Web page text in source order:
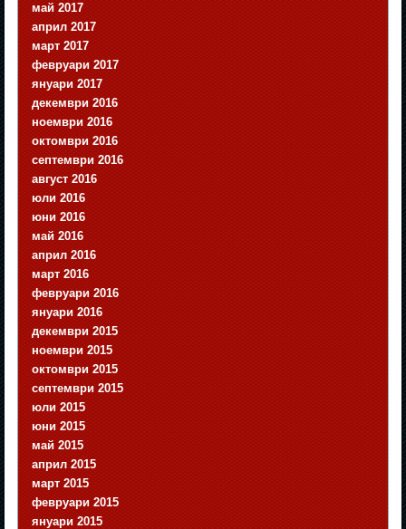
май 2017
април 2017
март 2017
февруари 2017
януари 2017
декември 2016
ноември 2016
октомври 2016
септември 2016
август 2016
юли 2016
юни 2016
май 2016
април 2016
март 2016
февруари 2016
януари 2016
декември 2015
ноември 2015
октомври 2015
септември 2015
юли 2015
юни 2015
май 2015
април 2015
март 2015
февруари 2015
януари 2015